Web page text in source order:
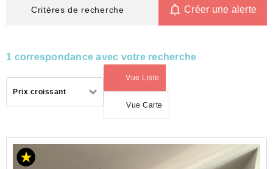
Critères de recherche Créer une alerte
1 correspondance avec votre recherche
Prix croissant
Vue Liste
(activé)
Vue Carte
LOCATION
APPARTEMENT